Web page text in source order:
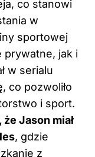
co stanowi
w
sportowej
prywatne, jak i
w serialu
co pozwoliło
i sport.
Jason miał
, gdzie
z